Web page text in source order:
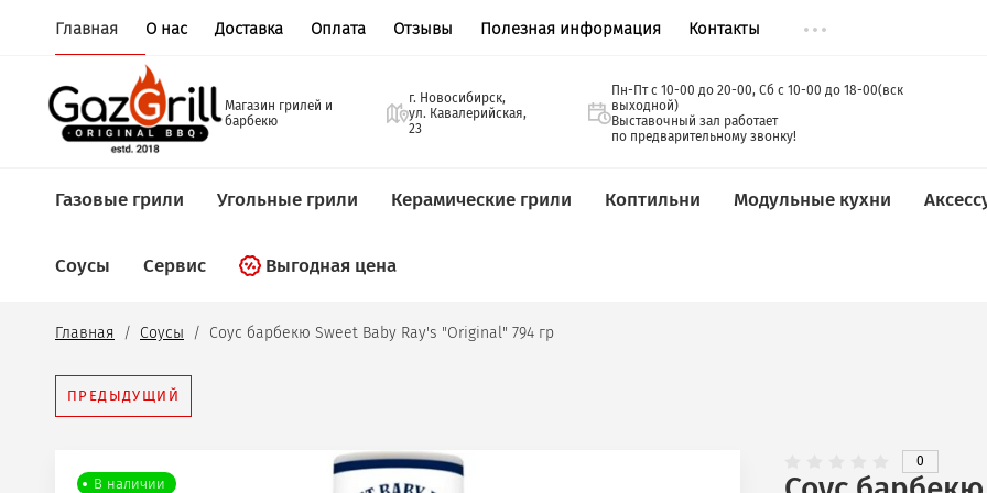
Главная О нас Доставка Оплата Отзывы Полезная информация Контакты
Магазин грилей и
г. Новосибирск,
ул. Кавалерийская,
Пн-Пт с 10-00 до 20-00, Сб с 10-00
выходной)
Выставочный зал работает
Газовые грили Угольные грили Керамические грили Коптильни Модульные кухни
Соусы Сервис Выгодная цена
Главная
  /
Соусы
  /  Соус барбекю Sweet Baby Ray's "Original" 794 гр
ПРЕДЫДУЩИЙ
В наличии
0